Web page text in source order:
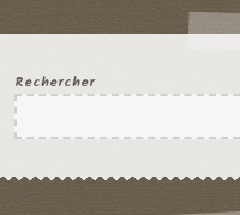
Rechercher